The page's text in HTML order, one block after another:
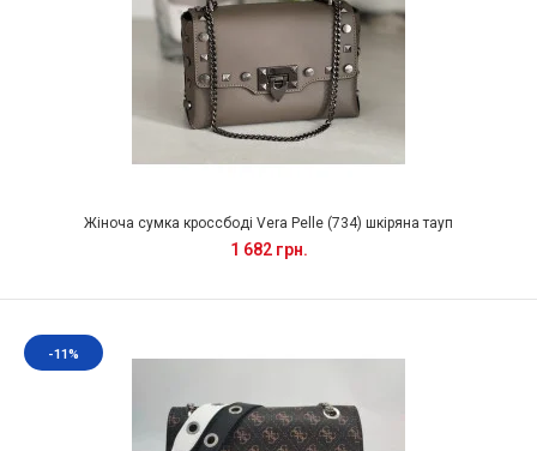
Жіноча сумка кроссбоді Vera Pelle (734) шкіряна тауп
1 682 грн.
-11%